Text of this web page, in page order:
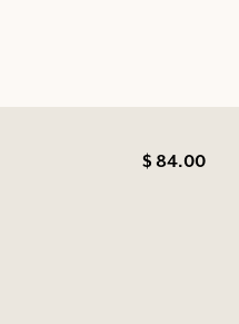
$ 84.00